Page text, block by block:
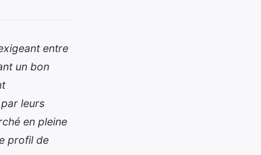
entre
un bon
leurs
en pleine
profil de